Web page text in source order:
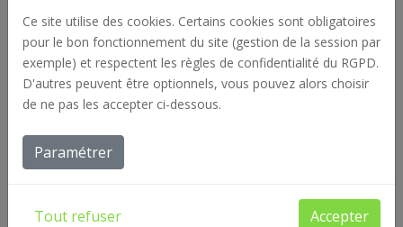
juin 2019
février 2019
janvier 2019
Catégories
Actualités
Offres d'emploi
Ce site utilise des cookies. Certains cookies sont obligatoires
pour le bon fonctionnement du site (gestion de la session par
exemple) et respectent les règles de confidentialité du RGPD.
D'autres peuvent être optionnels, vous pouvez alors choisir
de ne pas les accepter ci-dessous.
Paramétrer
Tout refuser Accepter